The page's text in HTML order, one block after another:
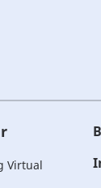
Virtual